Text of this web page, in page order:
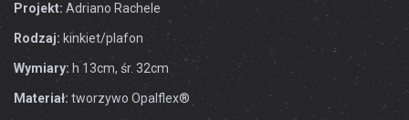
Projekt: Adriano Rachele
Rodzaj: kinkiet/plafon
Wymiary: h 13cm, śr. 32cm
Materiał: tworzywo Opalflex®